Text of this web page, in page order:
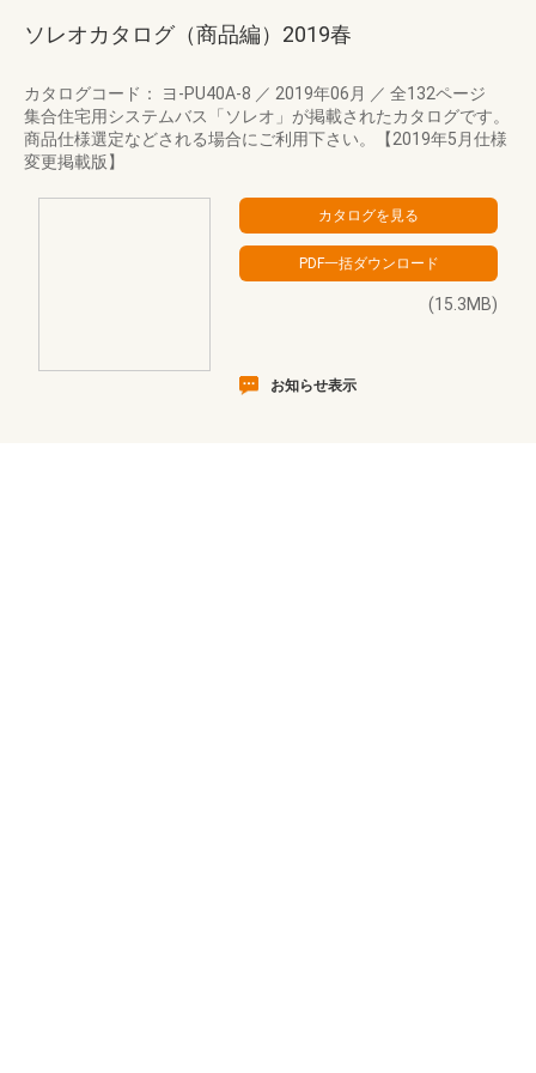
ソレオカタログ（商品編）2019春
カタログコード： ヨ-PU40A-8 ／ 2019年06月 ／ 全132ページ
集合住宅用システムバス「ソレオ」が掲載されたカタログです。
商品仕様選定などされる場合にご利用下さい。【2019年5月仕様
変更掲載版】
(15.3MB)
お知らせ表示